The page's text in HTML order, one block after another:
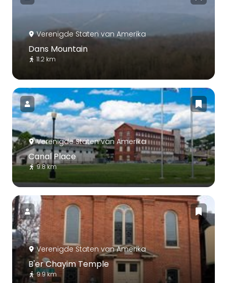
Verenigde Staten van Amerika
Dans Mountain
11.2 km
Verenigde Staten van Amerika
Canal Place
9.8 km
Verenigde Staten van Amerika
B'er Chayim Temple
9.9 km